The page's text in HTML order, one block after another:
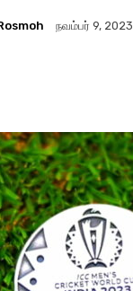
நவம்பர் 9, 2023